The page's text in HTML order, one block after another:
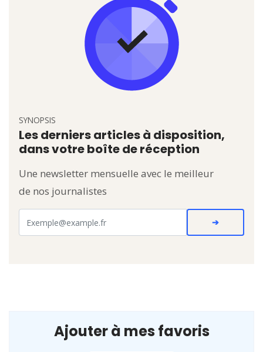
Ajouter à mes favoris
SYNOPSIS
Les derniers articles à disposition,
dans votre boîte de réception
Une newsletter mensuelle avec le meilleur
de nos journalistes